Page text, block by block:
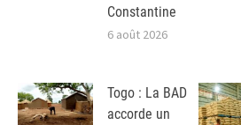
Constantine
6 août 2026
Togo : La BAD
accorde un